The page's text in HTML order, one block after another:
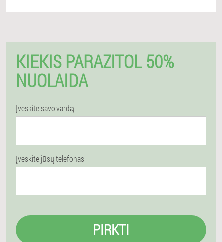
KIEKIS PARAZITOL 50%
NUOLAIDA
Įveskite savo vardą
Įveskite jūsų telefonas
PIRKTI